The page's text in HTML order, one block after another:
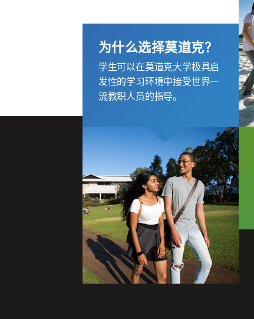
为什么选择莫道克？
学生可以在莫道克大学极具启
发性的学习环境中接受世界一
流教职人员的指导。